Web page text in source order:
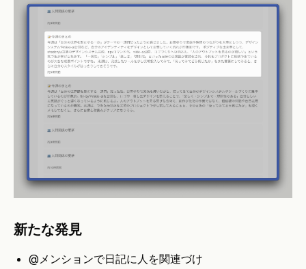
新たな発見
@メンションで日記に人を関連づけ